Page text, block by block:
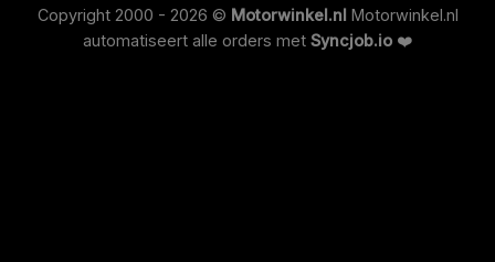
Copyright 2000 - 2026 © Motorwinkel.nl Motorwinkel.nl
automatiseert alle orders met Syncjob.io ❤️